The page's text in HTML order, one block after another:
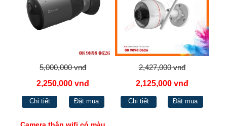
5,000,000 vnđ
2,250,000 vnđ
Chi tiết Đặt mua
2,427,000 vnđ
2,125,000 vnđ
Chi tiết Đặt mua